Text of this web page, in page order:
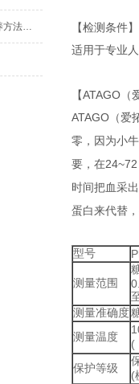
刻度式折射仪的使用及维护保养方法介绍
【检测条件】
适用于专业
【ATAGO（
ATAGO（爱
零，因为小
要，在
时间把血采
蛋白来代替
型号
测量范围
测量准确度
测量温度
(
保护等级
(